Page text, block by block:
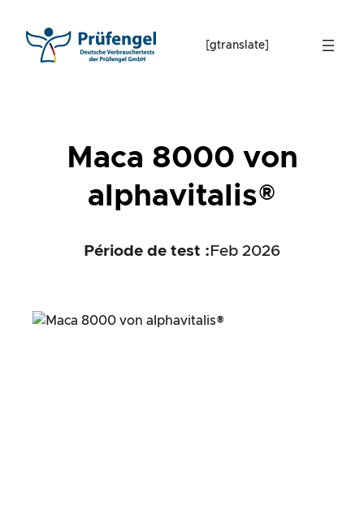
content
[gtranslate]
Maca 8000 von
alphavitalis®
Période de test : Feb 2026